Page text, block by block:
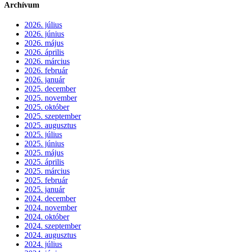
Archívum
2026. július
2026. június
2026. május
2026. április
2026. március
2026. február
2026. január
2025. december
2025. november
2025. október
2025. szeptember
2025. augusztus
2025. július
2025. június
2025. május
2025. április
2025. március
2025. február
2025. január
2024. december
2024. november
2024. október
2024. szeptember
2024. augusztus
2024. július